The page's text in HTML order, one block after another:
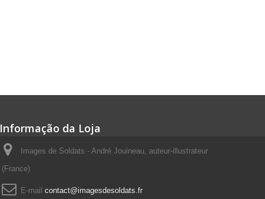
Informação da Loja
Images de Soldats - André Jouineau, auteur-illustrateur
(France)
E-mail contact@imagesdesoldats.fr